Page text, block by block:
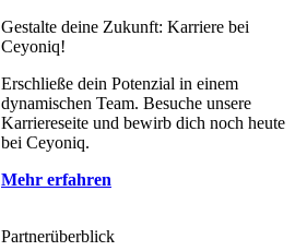
Gestalte deine Zukunft: Karriere bei
Ceyoniq!
Erschließe dein Potenzial in einem
dynamischen Team. Besuche unsere
Karriereseite und bewirb dich noch heute
bei Ceyoniq.
Mehr erfahren
Partnerüberblick